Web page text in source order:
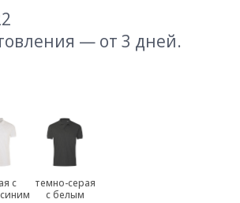
— от 3 дней.
с
темно-серая
с белым